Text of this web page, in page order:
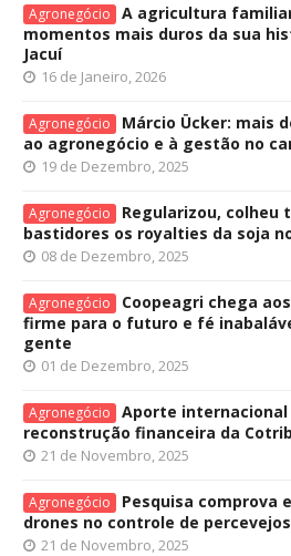
Agronegócio
A agricultura
momentos mais duros da sua
Jacuí
16 de Janeiro, 2026
Agronegócio
Márcio Ücker: mais
ao agronegócio e à gestão no
19 de Dezembro, 2025
Agronegócio
Regularizou, colheu
bastidores os royalties da soja
08 de Dezembro, 2025
Agronegócio
Coopeagri chega
firme para o futuro e fé
gente
01 de Dezembro, 2025
Agronegócio
Aporte internacional
reconstrução financeira da
21 de Novembro, 2025
Agronegócio
Pesquisa comprova
drones no controle de
21 de Novembro, 2025